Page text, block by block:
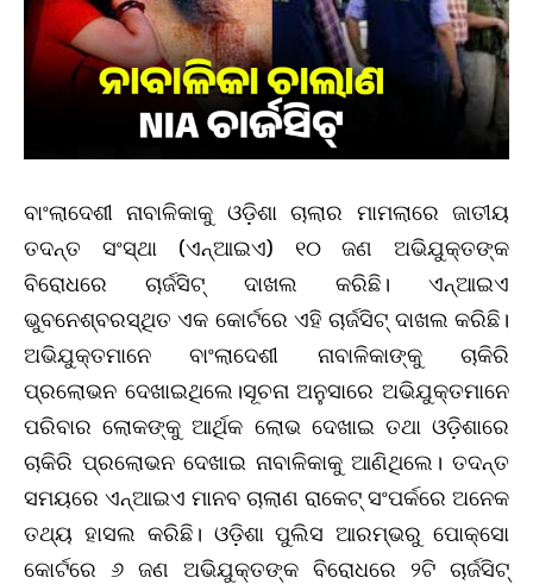
ବାଂଲାଦେଶୀ ନାବାଳିକାକୁ ଓଡ଼ିଶା ଚାଲାର ମାମଲାରେ ଜାତୀୟ
ତଦନ୍ତ ସଂସ୍ଥା (ଏନ୍‌ଆଇଏ) ୧୦ ଜଣ ଅଭିଯୁକ୍ତଙ୍କ
ବିରୋଧରେ ଚାର୍ଜସିଟ୍‌ ଦାଖଲ କରିଛି। ଏନ୍‌ଆଇଏ
ଭୁବନେଶ୍ବରସ୍ଥିତ ଏକ କୋର୍ଟରେ ଏହି ଚାର୍ଜସିଟ୍‌ ଦାଖଲ କରିଛି।
ଅଭିଯୁକ୍ତମାନେ ବାଂଲାଦେଶୀ ନାବାଳିକାଙ୍କୁ ଚାକିରି
ପ୍ରଲୋଭନ ଦେଖାଇଥିଲେ।ସୂଚନା ଅନୁସାରେ ଅଭିଯୁକ୍ତମାନେ
ପରିବାର ଲୋକଙ୍କୁ ଆର୍ଥିକ ଲୋଭ ଦେଖାଇ ତଥା ଓଡ଼ିଶାରେ
ଚାକିରି ପ୍ରଲୋଭନ ଦେଖାଇ ନାବାଳିକାକୁ ଆଣିଥିଲେ। ତଦନ୍ତ
ସମୟରେ ଏନ୍‌ଆଇଏ ମାନବ ଚାଲାଣ ରାକେଟ୍‌ ସଂପର୍କରେ ଅନେକ
ତଥ୍ୟ ହାସଲ କରିଛି। ଓଡ଼ିଶା ପୁଲିସ ଆରମ୍ଭରୁ ପୋକ୍ସୋ
କୋର୍ଟରେ ୬ ଜଣ ଅଭିଯୁକ୍ତଙ୍କ ବିରୋଧରେ ୨ଟି ଚାର୍ଜସିଟ୍‌